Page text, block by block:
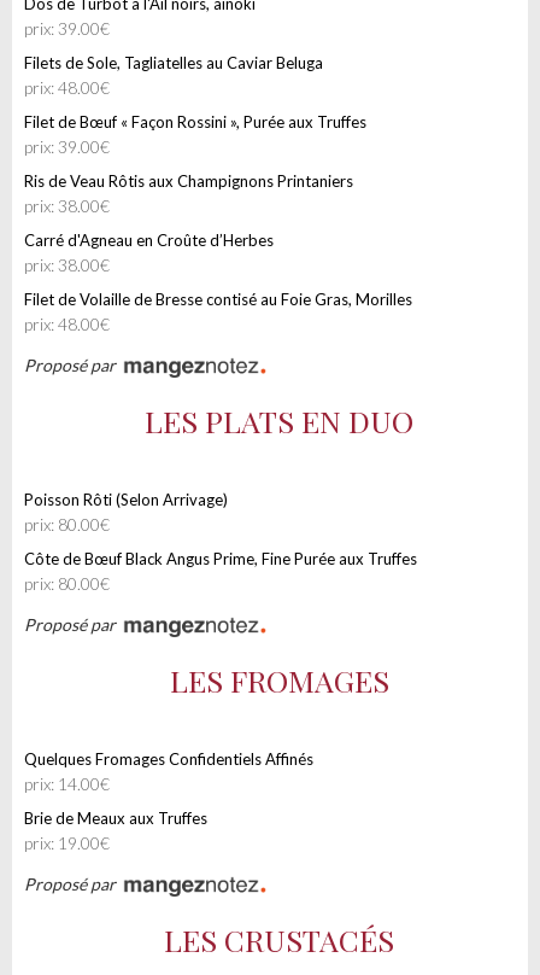
Dos de Turbot à l'Ail noirs, aïnoki
prix: 39.00€
Filets de Sole, Tagliatelles au Caviar Beluga
prix: 48.00€
Filet de Bœuf « Façon Rossini », Purée aux Truffes
prix: 39.00€
Ris de Veau Rôtis aux Champignons Printaniers
prix: 38.00€
Carré d'Agneau en Croûte d’Herbes
prix: 38.00€
Filet de Volaille de Bresse contisé au Foie Gras, Morilles
prix: 48.00€
Proposé par
LES PLATS EN DUO
Poisson Rôti (Selon Arrivage)
prix: 80.00€
Côte de Bœuf Black Angus Prime, Fine Purée aux Truffes
prix: 80.00€
Proposé par
LES FROMAGES
Quelques Fromages Confidentiels Affinés
prix: 14.00€
Brie de Meaux aux Truffes
prix: 19.00€
Proposé par
LES CRUSTACÉS